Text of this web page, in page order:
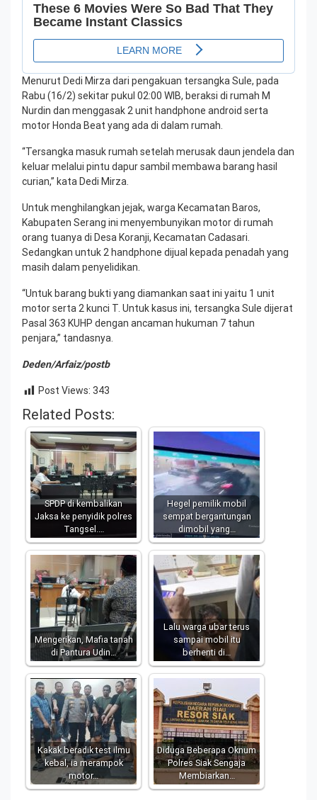
Menurut Dedi Mirza dari pengakuan tersangka Sule, pada
Rabu (16/2) sekitar pukul 02:00 WIB, beraksi di rumah M
Nurdin dan menggasak 2 unit handphone android serta
motor Honda Beat yang ada di dalam rumah.
“Tersangka masuk rumah setelah merusak daun jendela dan
keluar melalui pintu dapur sambil membawa barang hasil
curian,” kata Dedi Mirza.
Untuk menghilangkan jejak, warga Kecamatan Baros,
Kabupaten Serang ini menyembunyikan motor di rumah
orang tuanya di Desa Koranji, Kecamatan Cadasari.
Sedangkan untuk 2 handphone dijual kepada penadah yang
masih dalam penyelidikan.
“Untuk barang bukti yang diamankan saat ini yaitu 1 unit
motor serta 2 kunci T. Untuk kasus ini, tersangka Sule dijerat
Pasal 363 KUHP dengan ancaman hukuman 7 tahun
penjara,” tandasnya.
Deden/Arfaiz/postb
Post Views: 343
Related Posts:
SPDP di kembalikan
Jaksa ke penyidik polres
Tangsel.…
Hegel pemilik mobil
sempat bergantungan
dimobil yang…
Mengerikan, Mafia tanah
di Pantura Udin…
Lalu warga ubar terus
sampai mobil itu
berhenti di…
Kakak beradik test ilmu
kebal, ia merampok
motor…
Diduga Beberapa Oknum
Polres Siak Sengaja
Membiarkan…